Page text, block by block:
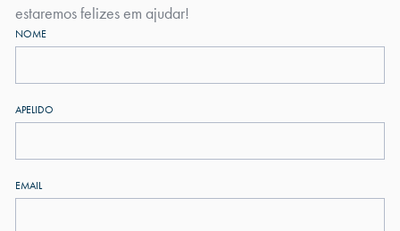
estaremos felizes em ajudar!
NOME
APELIDO
EMAIL